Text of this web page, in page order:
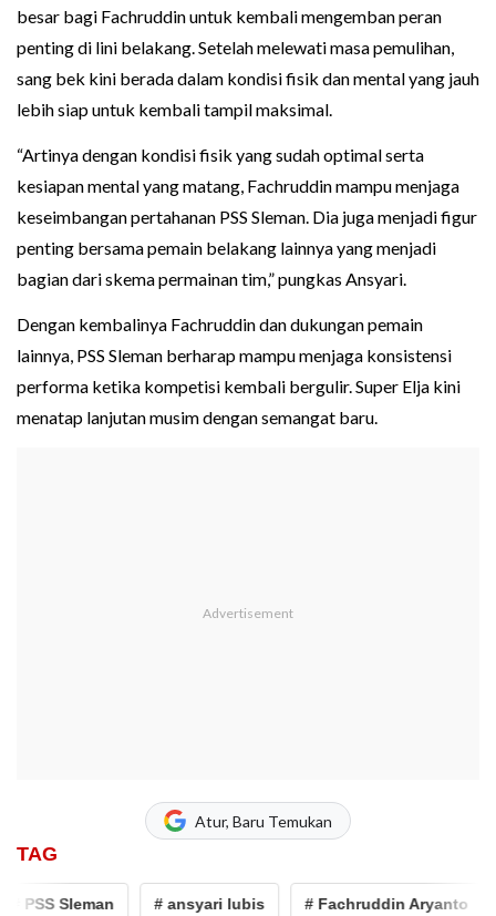
besar bagi Fachruddin untuk kembali mengemban peran
penting di lini belakang. Setelah melewati masa pemulihan,
sang bek kini berada dalam kondisi fisik dan mental yang jauh
lebih siap untuk kembali tampil maksimal.
“Artinya dengan kondisi fisik yang sudah optimal serta
kesiapan mental yang matang, Fachruddin mampu menjaga
keseimbangan pertahanan PSS Sleman. Dia juga menjadi figur
penting bersama pemain belakang lainnya yang menjadi
bagian dari skema permainan tim,” pungkas Ansyari.
Dengan kembalinya Fachruddin dan dukungan pemain
lainnya, PSS Sleman berharap mampu menjaga konsistensi
performa ketika kompetisi kembali bergulir. Super Elja kini
menatap lanjutan musim dengan semangat baru.
Atur, Baru Temukan
TAG
PSS Sleman # ansyari lubis # Fachruddin Aryanto